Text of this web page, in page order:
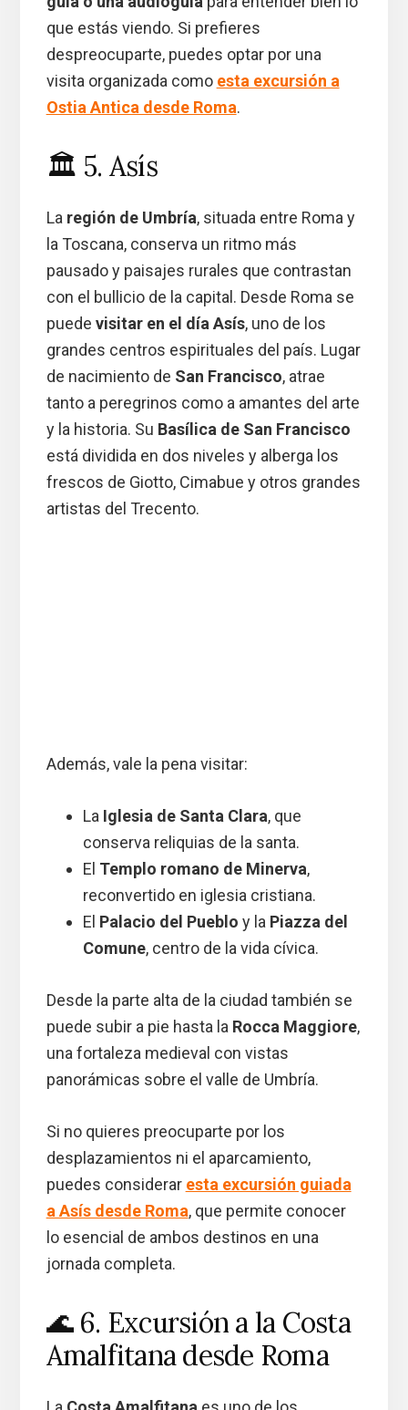
que estás viendo. Si prefieres
despreocuparte, puedes optar por una
visita organizada como esta excursión a
Ostia Antica desde Roma.
🏛️ 5. Asís
La región de Umbría, situada entre Roma y
la Toscana, conserva un ritmo más
pausado y paisajes rurales que contrastan
con el bullicio de la capital. Desde Roma se
puede visitar en el día Asís, uno de los
grandes centros espirituales del país. Lugar
de nacimiento de San Francisco, atrae
tanto a peregrinos como a amantes del arte
y la historia. Su Basílica de San Francisco
está dividida en dos niveles y alberga los
frescos de Giotto, Cimabue y otros grandes
artistas del Trecento.
Además, vale la pena visitar:
La Iglesia de Santa Clara, que
conserva reliquias de la santa.
El Templo romano de Minerva,
reconvertido en iglesia cristiana.
El Palacio del Pueblo y la Piazza del
Comune, centro de la vida cívica.
Desde la parte alta de la ciudad también se
puede subir a pie hasta la Rocca Maggiore,
una fortaleza medieval con vistas
panorámicas sobre el valle de Umbría.
Si no quieres preocuparte por los
desplazamientos ni el aparcamiento,
puedes considerar esta excursión guiada
a Asís desde Roma, que permite conocer
lo esencial de ambos destinos en una
jornada completa.
🌊 6. Excursión a la Costa
Amalfitana desde Roma